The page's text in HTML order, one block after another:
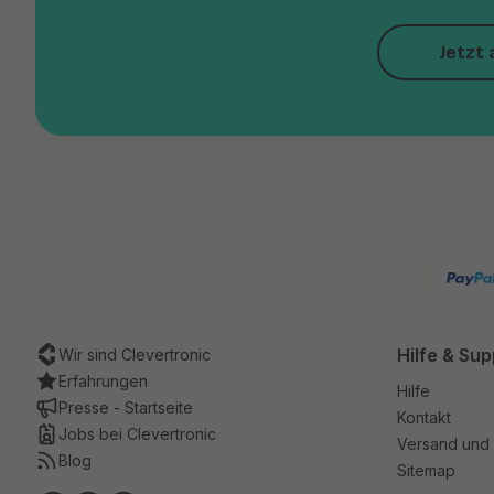
Jetzt
Wir sind Clevertronic
Erfahrungen
Presse - Startseite
Jobs bei Clevertronic
Blog
Hilfe &
Hilfe
Kontakt
Versand
Sitemap